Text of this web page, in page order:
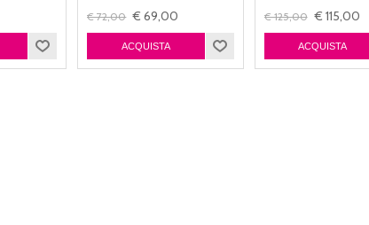
€ 72,00 € 69,00 € 125,00 € 115,00